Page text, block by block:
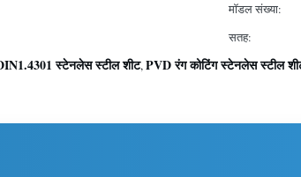
मॉडल संख्या:
सतह:
स्टेनलेस स्टील शीट,PVD रंग कोटिंग स्टेनलेस स्टील